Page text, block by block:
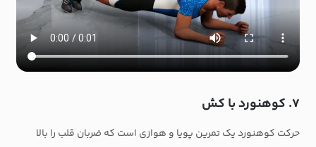
۷. کوهنورد با کش
حرکت کوهنورد یک تمرین پویا و هوازی است که ضربان قلب را بالا